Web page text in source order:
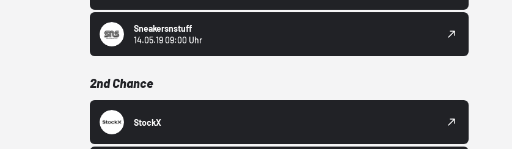
Sneakersnstuff
14.05.19 09:00 Uhr
2nd Chance
StockX